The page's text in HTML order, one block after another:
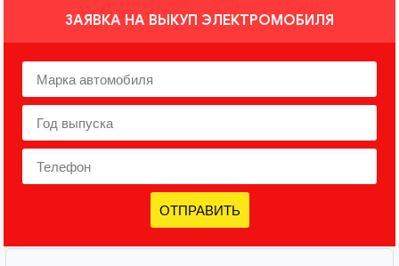
ЗАЯВКА НА ВЫКУП ЭЛЕКТРОМОБИЛЯ
ОТПРАВИТЬ